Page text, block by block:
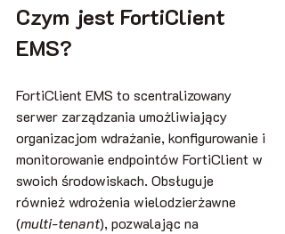
Czym jest FortiClient
EMS?
FortiClient EMS to scentralizowany
serwer zarządzania umożliwiający
organizacjom wdrażanie, konfigurowanie i
monitorowanie endpointów FortiClient w
swoich środowiskach. Obsługuje
również wdrożenia wielodzierżawne
(multi-tenant), pozwalając na